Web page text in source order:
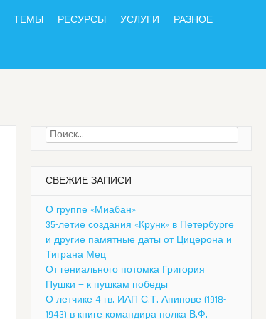
ТЕМЫ РЕСУРСЫ УСЛУГИ РАЗНОЕ
Найти:
СВЕЖИЕ ЗАПИСИ
О группе «Миабан»
35-летие создания «Крунк» в Петербурге
и другие памятные даты от Цицерона и
Тиграна Мец
От гениального потомка Григория
Пушки — к пушкам победы
О летчике 4 гв. ИАП С.Т. Апинове (1918-
1943) в книге командира полка В.Ф.